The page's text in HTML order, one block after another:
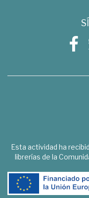
Esta actividad ha
librerías de la